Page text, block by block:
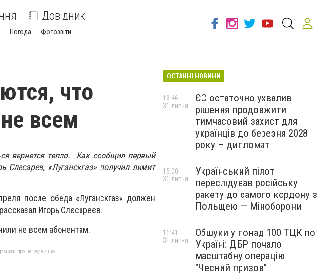
Довідник
Погода Фотозвіти
что
всем
вернется тепло. Как сообщил первый
Слесарев, «Луганскгаз» получил лимит
после обеда «Луганскгаз» должен
Игорь Слєсареєв.
не всем абонентам.
про це редакцію
ОСТАННІ НОВИНИ
ЄС остаточно ухвалив
рішення продовжити
тимчасовий захист для
українців до березня 2028
року – дипломат
18:46
31 липня
Український пілот
переслідував російську
ракету до самого кордону з
Польщею — Міноборони
15:00
31 липня
Обшуки у понад 100 ТЦК по
Україні: ДБР почало
масштабну операцію
"Чесний призов"
11:41
31 липня